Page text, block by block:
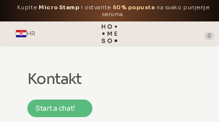
Kupite Micro Stamp i ostvarite 50% popusta na svako punjenje
seruma.
HR 0
Kontakt
Start a chat!